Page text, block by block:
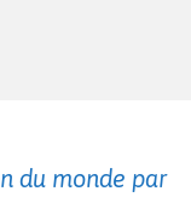
du monde par